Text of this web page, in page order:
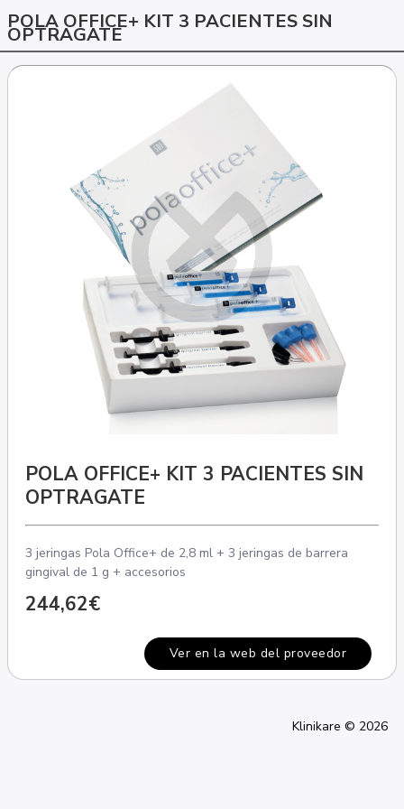
POLA OFFICE+ KIT 3 PACIENTES SIN
OPTRAGATE
POLA OFFICE+ KIT 3 PACIENTES SIN
OPTRAGATE
3 jeringas Pola Office+ de 2,8 ml + 3 jeringas de barrera
gingival de 1 g + accesorios
244,62€
Ver en la web del proveedor
Klinikare © 2026